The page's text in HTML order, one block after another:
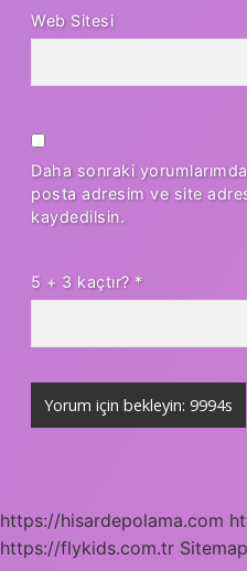
Web Sitesi
Daha sonraki
posta adresim ve site
kaydedilsin.
5 + 3 kaçtır? *
https://hisardepolama.com
https://flykids.com.tr Sitemap